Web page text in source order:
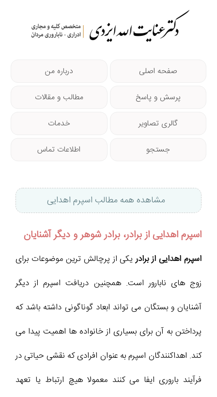
صفحه اصلی درباره من
پرسش و پاسخ مطالب و مقالات
گالری تصاویر خدمات
جستجو اطلاعات تماس
مشاهده همه مطالب اسپرم اهدایی
اسپرم اهدایی از برادر، برادر شوهر و دیگر آشنایان
اسپرم اهدایی از برادریکی از پرچالش ترین موضوعات برای
زوج های نابارور است. همچنین دریافت اسپرم از دیگر
آشنایان و بستگان می تواند ابعاد گوناگونی داشته باشد که
پرداختن به آن برای بسیاری از خانواده ها اهمیت پیدا می
کند. اهداکنندگان اسپرم به عنوان افرادی که نقشی حیاتی در
فرآیند باروری ایفا می کنند معمولا هیچ ارتباط یا تعهد